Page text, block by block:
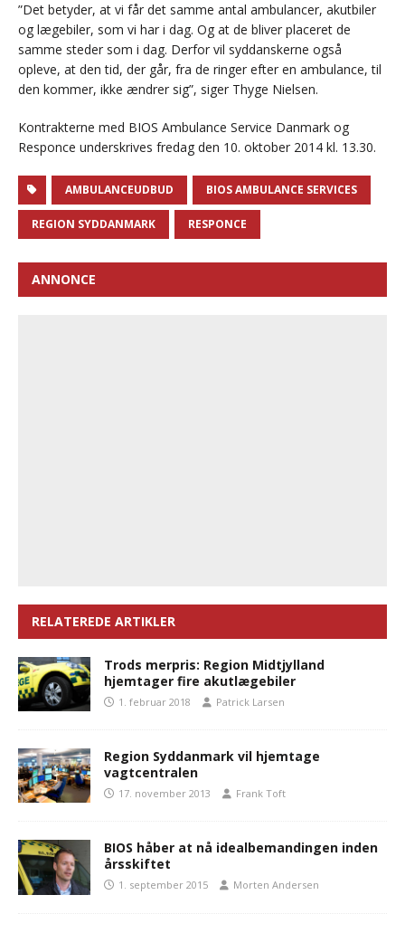
”Det betyder, at vi får det samme antal ambulancer, akutbiler
og lægebiler, som vi har i dag. Og at de bliver placeret de
samme steder som i dag. Derfor vil syddanskerne også
opleve, at den tid, der går, fra de ringer efter en ambulance, til
den kommer, ikke ændrer sig”, siger Thyge Nielsen.
Kontrakterne med BIOS Ambulance Service Danmark og
Responce underskrives fredag den 10. oktober 2014 kl. 13.30.
AMBULANCEUDBUD BIOS AMBULANCE SERVICES
REGION SYDDANMARK RESPONCE
ANNONCE
RELATEREDE ARTIKLER
Trods merpris: Region Midtjylland
hjemtager fire akutlægebiler
1. februar 2018 Patrick Larsen
Region Syddanmark vil hjemtage
vagtcentralen
17. november 2013 Frank Toft
BIOS håber at nå idealbemandingen inden
årsskiftet
1. september 2015 Morten Andersen